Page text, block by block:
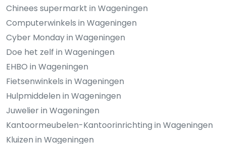
Chinees supermarkt in Wageningen
Computerwinkels in Wageningen
Cyber Monday in Wageningen
Doe het zelf in Wageningen
EHBO in Wageningen
Fietsenwinkels in Wageningen
Hulpmiddelen in Wageningen
Juwelier in Wageningen
Kantoormeubelen-Kantoorinrichting in Wageningen
Kluizen in Wageningen